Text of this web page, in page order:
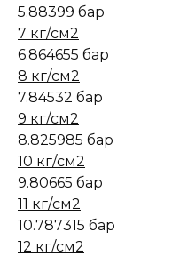
5.88399 бар
7 кг/см2
6.864655 бар
8 кг/см2
7.84532 бар
9 кг/см2
8.825985 бар
10 кг/см2
9.80665 бар
11 кг/см2
10.787315 бар
12 кг/см2